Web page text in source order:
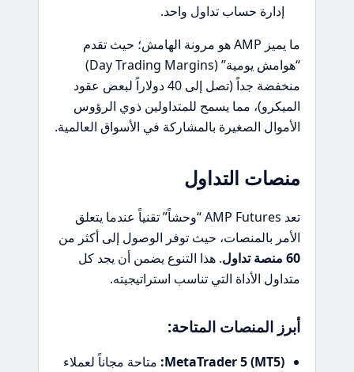
إدارة حساب تداول واحد.
ما يميز AMP هو مرونة الهامش؛ حيث تقدم
“هوامش يومية” (Day Trading Margins)
منخفضة جداً (تصل إلى 40 دولاراً لبعض عقود
الميكرو)، مما يسمح للمتداولين ذوي الرؤوس
الأموال الصغيرة بالمشاركة في الأسواق العالمية.
منصات التداول
تعد AMP Futures “وحشاً” تقنياً عندما يتعلق
الأمر بالمنصات، حيث توفر الوصول إلى أكثر من
60 منصة تداول
. هذا التنوع يضمن أن يجد كل
متداول الأداة التي تناسب استراتيجيته.
أبرز المنصات المتاحة:
MetaTrader 5 (MT5): متاحة مجاناً لعملاء